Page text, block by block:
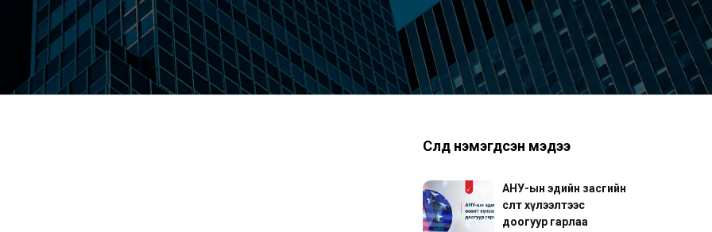
Сүүлд нэмэгдсэн мэдээ
АНУ-ын эдийн засгийн
өсөлт хүлээлтээс
доогуур гарлаа